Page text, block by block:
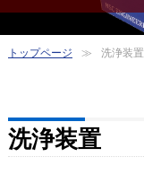
トップページ 洗浄装置
洗浄装置